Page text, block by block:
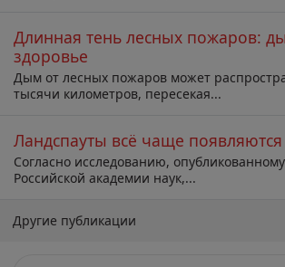
Длинная тень лесных пожаров:
здоровье
Дым от лесных пожаров может
тысячи километров, пересекая...
Ландспауты всё чаще появляются
Согласно исследованию,
Российской академии наук,...
Другие публикации